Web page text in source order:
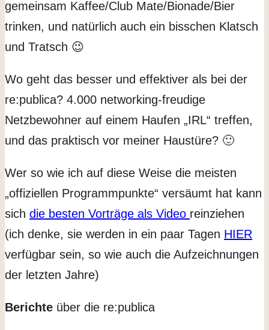
gemeinsam Kaffee/Club Mate/Bionade/Bier
trinken, und natürlich auch ein bisschen Klatsch
und Tratsch 😉
Wo geht das besser und effektiver als bei der
re:publica? 4.000 networking-freudige
Netzbewohner auf einem Haufen „IRL“ treffen,
und das praktisch vor meiner Haustüre? 🙂
Wer so wie ich auf diese Weise die meisten
„offiziellen Programmpunkte“ versäumt hat kann
sich die besten Vorträge als Video reinziehen
(ich denke, sie werden in ein paar Tagen HIER
verfügbar sein, so wie auch die Aufzeichnungen
der letzten Jahre)
Berichte über die re:publica